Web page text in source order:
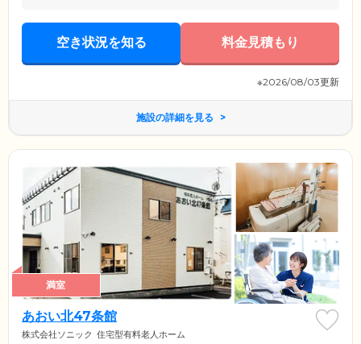
空き状況を知る 料金見積もり
※2026/08/03更新
施設の詳細を見る
満室
あおい北47条館
株式会社ソニック 住宅型有料老人ホーム